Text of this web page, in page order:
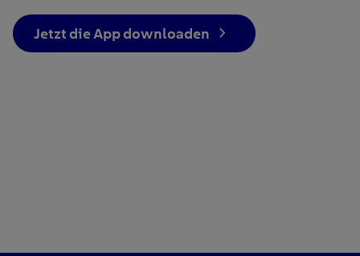
Jetzt die App downloaden